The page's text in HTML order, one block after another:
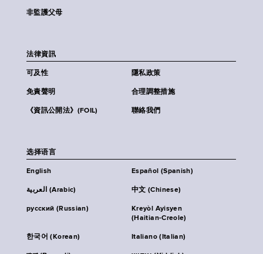
非監護父母
法律資訊
可及性 隱私政策
免責聲明 合理調整措施
《資訊公開法》(FOIL) 聯絡我們
选择语言
English Español (Spanish)
العربية (Arabic) 中文 (Chinese)
русский (Russian)
Kreyòl Ayisyen
(Haitian-Creole)
한국어 (Korean) Italiano (Italian)